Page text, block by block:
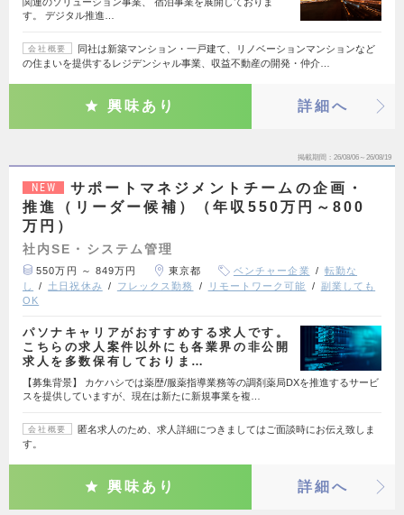
す。 デジタル推進…
会社概要
同社は新築マンション・一戸建て、リノベーションマンションなど
の住まいを提供するレジデンシャル事業、収益不動産の開発・仲介…
興味あり 詳細へ
掲載期間 26/08/06～26/08/19
NEW
サポートマネジメントチームの企画・
推進（リーダー候補）（年収550万円～800
万円）
社内SE・システム管理
550万円 ～ 849万円 東京都 ベンチャー企業
転勤な
し
土日祝休み フレックス勤務 リモートワーク可能
副業しても
OK
パソナキャリアがおすすめする求人です。
こちらの求人案件以外にも各業界の非公開
求人を多数保有しておりま…
【募集背景】 カケハシでは薬歴/服薬指導業務等の調剤薬局DXを推進するサービ
スを提供していますが、現在は新たに新規事業を複…
会社概要
匿名求人のため、求人詳細につきましてはご面談時にお伝え致しま
す。
興味あり 詳細へ